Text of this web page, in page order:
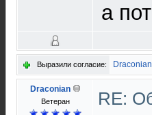
а
Выразили согласие: Draconian
Draconian
Ветеран
RE: